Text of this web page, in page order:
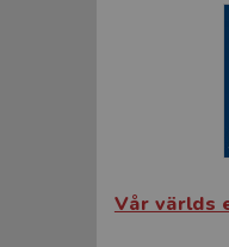
Vår världs